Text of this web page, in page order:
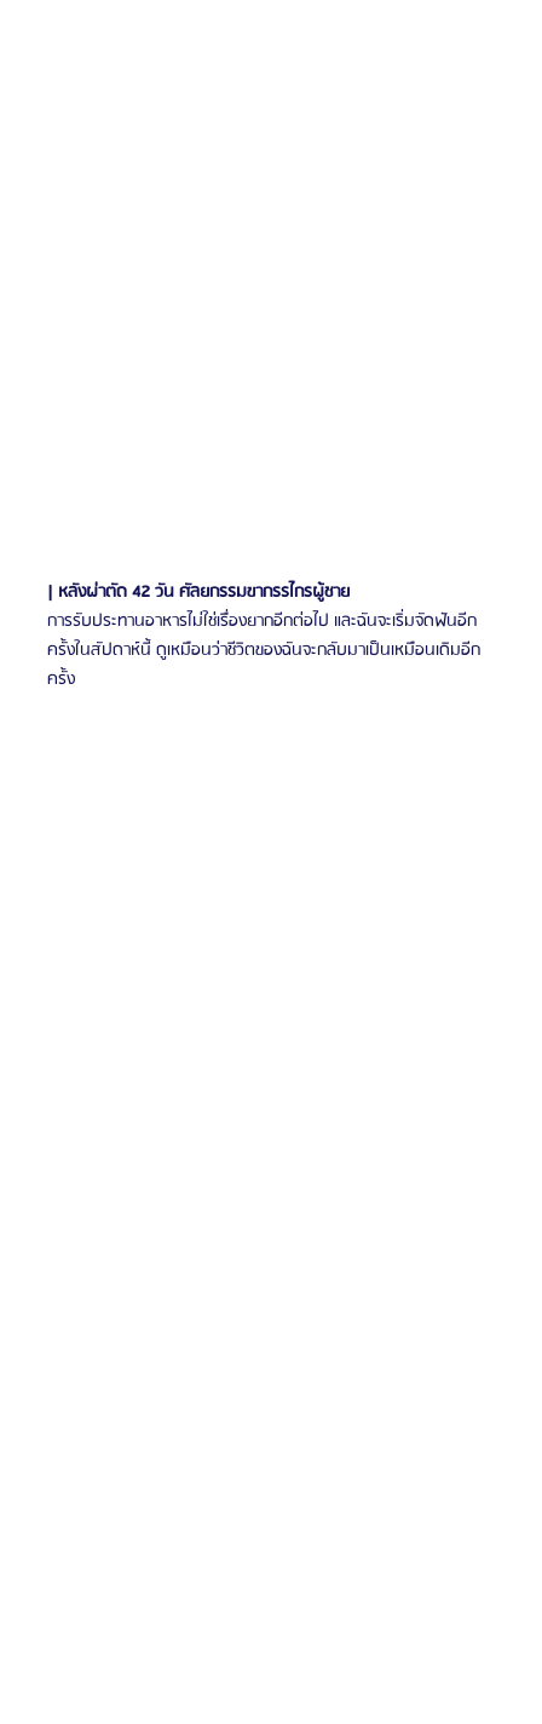
| หลังผ่าตัด 42 วัน ศัลยกรรมขากรรไกรผู้ชาย
การรับประทานอาหารไม่ใช่เรื่องยากอีกต่อไป และฉันจะเริ่มจัดฟันอีก
ครั้งในสัปดาห์นี้ ดูเหมือนว่าชีวิตของฉันจะกลับมาเป็นเหมือนเดิมอีก
ครั้ง